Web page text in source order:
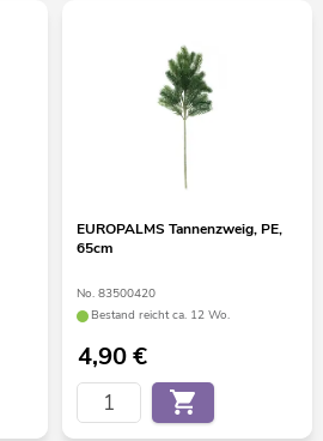
EUROPALMS Tannenzweig, PE,
65cm
No. 83500420
Bestand reicht ca. 12 Wo.
4,90€